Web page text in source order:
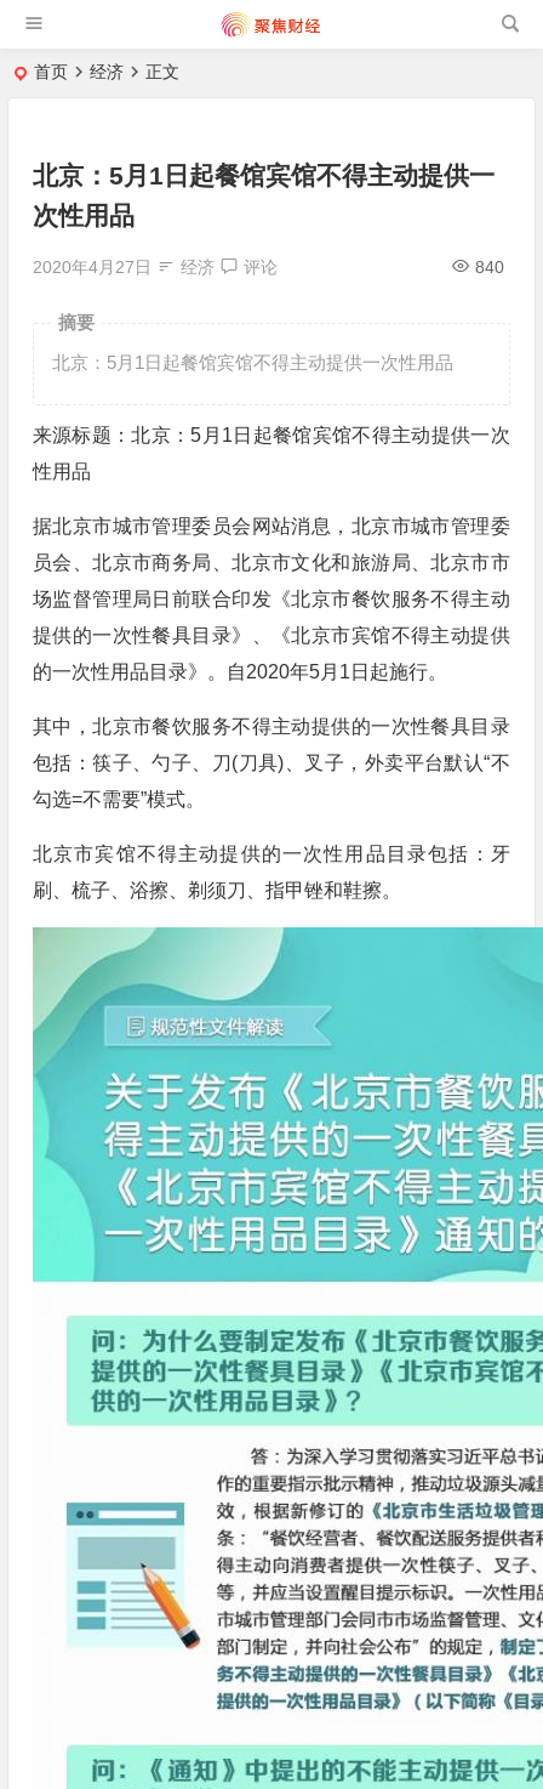
首页 经济 正文
北京：5月1日起餐馆宾馆不得主动提供一
次性用品
2020年4月27日 经济 评论 840
摘要
北京：5月1日起餐馆宾馆不得主动提供一次性用品
来源标题：北京：5月1日起餐馆宾馆不得主动提供一次
性用品
据北京市城市管理委员会网站消息，北京市城市管理委
员会、北京市商务局、北京市文化和旅游局、北京市市
场监督管理局日前联合印发《北京市餐饮服务不得主动
提供的一次性餐具目录》、《北京市宾馆不得主动提供
的一次性用品目录》。自2020年5月1日起施行。
其中，北京市餐饮服务不得主动提供的一次性餐具目录
包括：筷子、勺子、刀(刀具)、叉子，外卖平台默认“不
勾选=不需要”模式。
北京市宾馆不得主动提供的一次性用品目录包括：牙
刷、梳子、浴擦、剃须刀、指甲锉和鞋擦。